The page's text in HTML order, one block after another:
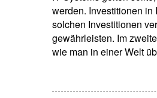
werden. Investitionen
solchen Investitionen
gewährleisten. Im
wie man in einer Welt